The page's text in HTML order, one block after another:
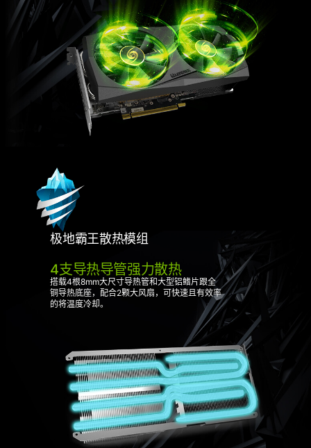
极地霸王散热模组
4支导热导管强力散热
搭载4根8mm大尺寸导热管和大型铝鳍片跟全
铜导热底座，配合2颗大风扇，可快速且有效率
的将温度冷却。